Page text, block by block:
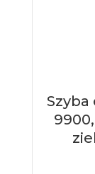
Szyba
9900,